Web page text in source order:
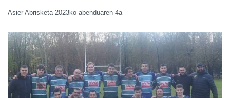
Asier Abrisketa 2023ko abenduaren 4a